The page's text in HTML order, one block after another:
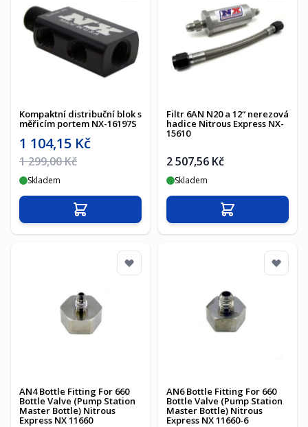
Kompaktní distribuční blok s
měřicím portem NX-16197S
Akční cena
1 104,15 Kč
Běžná cena
1 299,00 Kč
Skladem
Přidat do košíku
Filtr 6AN N20 a 12“ nerezová
hadice Nitrous Express NX-
15610
2 507,56 Kč
Skladem
Přidat do košíku
AN4 Bottle Fitting For 660
Bottle Valve (Pump Station
Master Bottle) Nitrous
Express NX 11660
AN6 Bottle Fitting For 660
Bottle Valve (Pump Station
Master Bottle) Nitrous
Express NX 11660-6